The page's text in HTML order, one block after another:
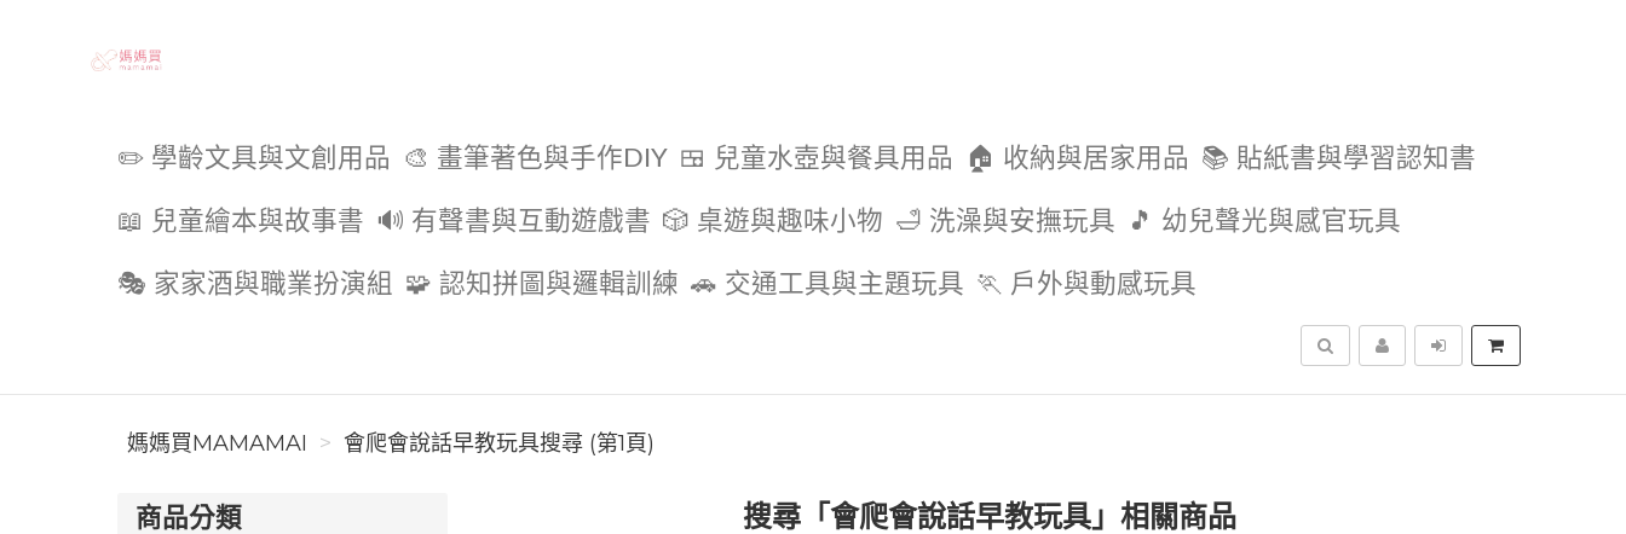
✏️ 學齡文具與文創用品 🎨 畫筆著色與手作DIY 🍱 兒童水壺與餐具用品 🏠 收納與居家用品 📚 貼紙書與學習認知書
📖 兒童繪本與故事書 🔊 有聲書與互動遊戲書 🎲 桌遊與趣味小物 🛁 洗澡與安撫玩具 🎵 幼兒聲光與感官玩具
🎭 家家酒與職業扮演組 🧩 認知拼圖與邏輯訓練 🚗 交通工具與主題玩具 🏃 戶外與動感玩具
搜尋
媽媽買MAMAMAI 會爬會說話早教玩具搜尋 (第1頁)
商品分類 搜尋「會爬會說話早教玩具」相關商品